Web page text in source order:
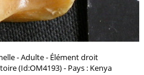
- Adulte - Élément droit
(Id:OM4193) - Pays : Kenya